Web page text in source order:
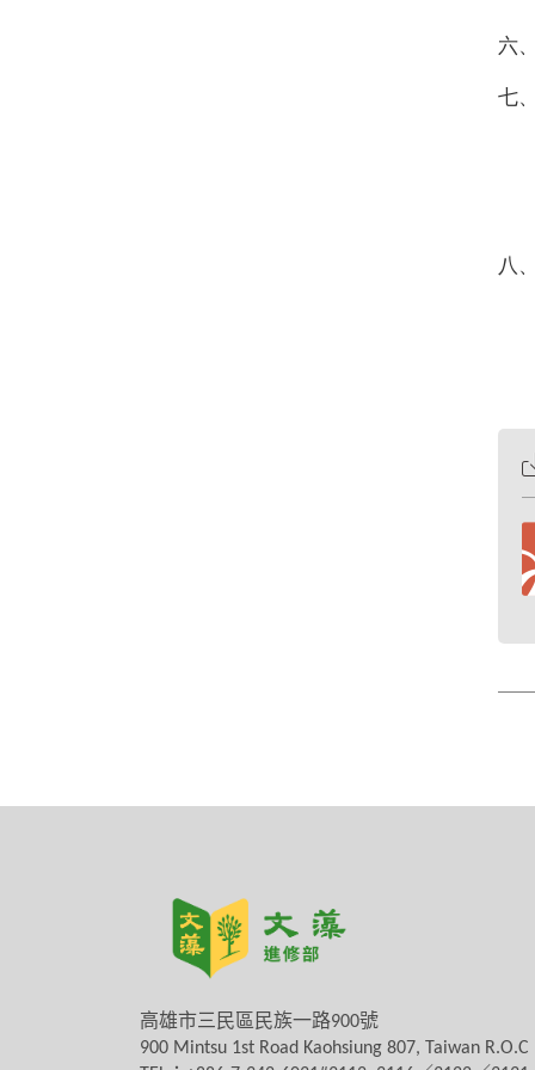
六、
七、
八、
高雄市三民區民族一路900號
900 Mintsu 1st Road Kaohsiung 807, Taiwan R.O.C